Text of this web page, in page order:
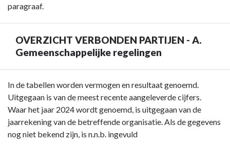
Verbonden
Belangrijke
ontwikkelingen
verbonden
paragraaf.
OVERZICHT VERBONDEN PARTIJEN - A.
Gemeenschappelijke regelingen
Terug
naar
navigatie
Paragraaf
In de tabellen worden vermogen en resultaat genoemd.
Uitgegaan is van de meest recente aangeleverde cijfers.
Waar het jaar 2024 wordt genoemd, is uitgegaan van de
jaarrekening van de betreffende organisatie. Als de gegevens
nog niet bekend zijn, is n.n.b. ingevuld